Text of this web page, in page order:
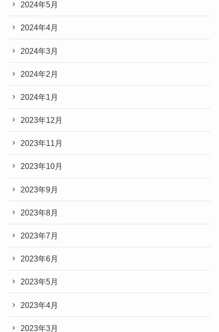
2024年5月
2024年4月
2024年3月
2024年2月
2024年1月
2023年12月
2023年11月
2023年10月
2023年9月
2023年8月
2023年7月
2023年6月
2023年5月
2023年4月
2023年3月